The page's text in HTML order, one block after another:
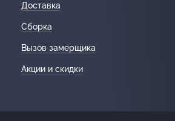
Доставка
Сборка
Вызов замерщика
Акции и скидки